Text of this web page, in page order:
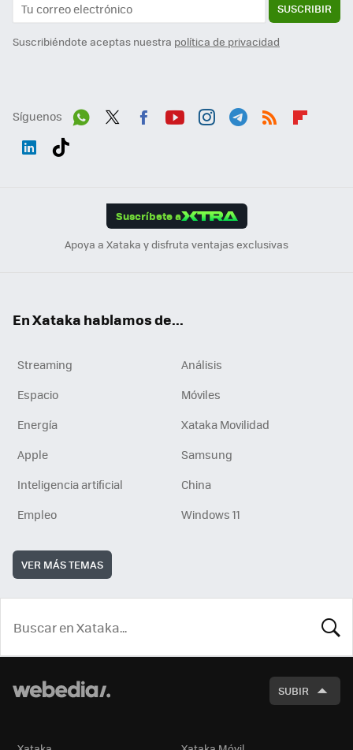
SUSCRIBIR
Suscribiéndote aceptas nuestra política de privacidad
Síguenos
Suscríbete a
Apoya a Xataka y disfruta ventajas exclusivas
En Xataka hablamos de...
Streaming
Análisis
Espacio
Móviles
Energía
Xataka Movilidad
Apple
Samsung
Inteligencia artificial
China
Empleo
Windows 11
VER MÁS TEMAS
SUBIR